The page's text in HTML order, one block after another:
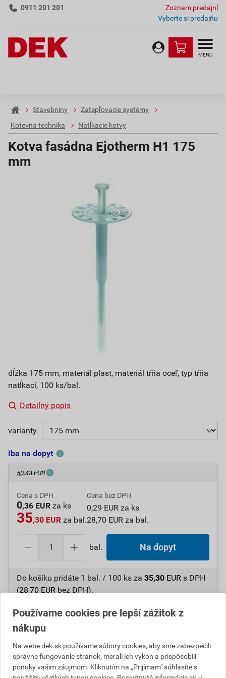
0911 201 201
Zoznam predajní
Vyberte si predajňu
MENU
Stavebniny
Zatepľovacie systémy
Kotevná technika
Natĺkacie kotvy
Kotva fasádna Ejotherm H1 175
mm
dĺžka 175 mm, materiál plast, materiál tŕňa oceľ, typ tŕňa
natĺkací, 100 ks/bal.
Detailný popis
varianty
Iba na dopyt
50,43 EUR
Cena s DPH
0,36 EUR za ks
35,30 EUR za bal.
Cena bez DPH
0,29 EUR za ks
28,70 EUR za bal.
bal. Na dopyt
Do košíku pridáte 1 bal. / 100 ks za 35,30 EUR s DPH
(28,70 EUR bez DPH).
Číslo položky:1615112741
Katalógový kód: 6NGMK
Výrobca
Popis
Používame cookies pre lepší zážitok z
nákupu
Na webe dek.sk používame súbory cookies, aby sme zabezpečili
správne fungovanie stránok, merali ich výkon a prispôsobili
ponuky vašim záujmom. Kliknutím na „Prijímam" súhlasíte s